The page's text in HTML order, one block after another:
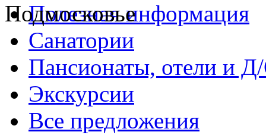
Полезная информация
Санатории
Пансионаты, отели и
Экскурсии
Все предложения